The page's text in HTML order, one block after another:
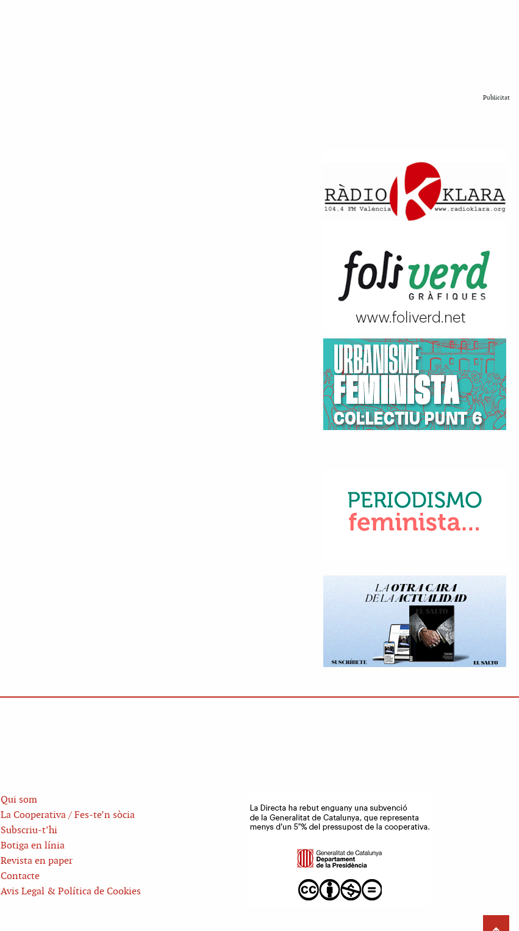
Publicitat
Qui som
La Cooperativa / Fes-te’n sòcia
Subscriu-t’hi
Botiga en línia
Revista en paper
Contacte
Avis Legal & Política de Cookies